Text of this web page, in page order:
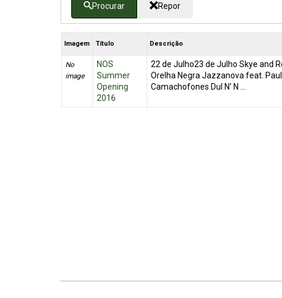
Procurar Repor
Imagem Título Descrição
No
image
NOS
Summer
Opening
2016
22 de Julho23 de Julho Skye and
Orelha Negra Jazzanova feat.
Camachofones Dul N' N ...